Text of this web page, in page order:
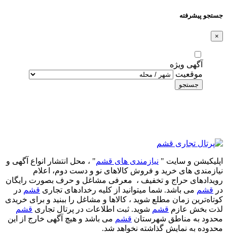
جستجو پیشرفته
×
آگهی ویژه
موقعیت
جستجو
اپلیکیشن و سایت " نیازمندی های قشم" ، محل انتشار انواع آگهی و
نیازمندی های خرید و فروش کالاهای نو و دست‌ دوم، اعلام
رویدادهای حراج و تخفیف ، معرفی مشاغل و حرف بصورت رایگان
در قشم می باشد. شما میتوانید از کلیه رخدادهای تجاری قشم در
کوتاه‌ترین زمان مطلع شوید ، کالاها و مشاغل را ببنید و برای خریدی
لذت بخش عازم قشم شوید. ثبت اطلاعات در پرتال تجاری قشم
محدود به مناطق شهرستان قشم می باشد و هیچ آگهی خارج از این
محدوده به نمایش گذاشته نخواهد شد.